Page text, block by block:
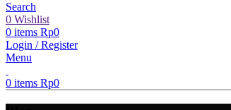
Search
0 Wishlist
0 items Rp0
Login / Register
Menu
0 items Rp0